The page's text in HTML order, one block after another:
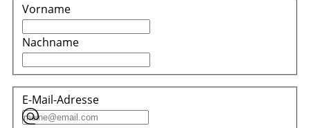
Vorname
Nachname
E-Mail-Adresse